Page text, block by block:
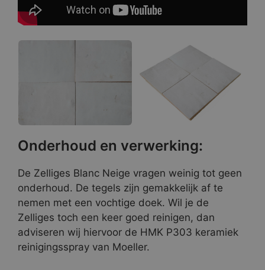
Onderhoud en verwerking:
De Zelliges Blanc Neige vragen weinig tot geen
onderhoud. De tegels zijn gemakkelijk af te
nemen met een vochtige doek. Wil je de
Zelliges toch een keer goed reinigen, dan
adviseren wij hiervoor de HMK P303 keramiek
reinigingsspray van Moeller.